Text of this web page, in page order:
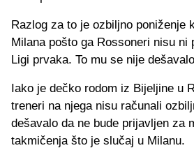
Razlog za to je ozbiljno poniženje
Milana pošto ga Rossoneri nisu ni
Ligi prvaka. To mu se nije
Iako je dečko rodom iz Bijeljine u
treneri na njega nisu računali
dešavalo da ne bude prijavljen za
takmičenja što je slučaj u Milanu.